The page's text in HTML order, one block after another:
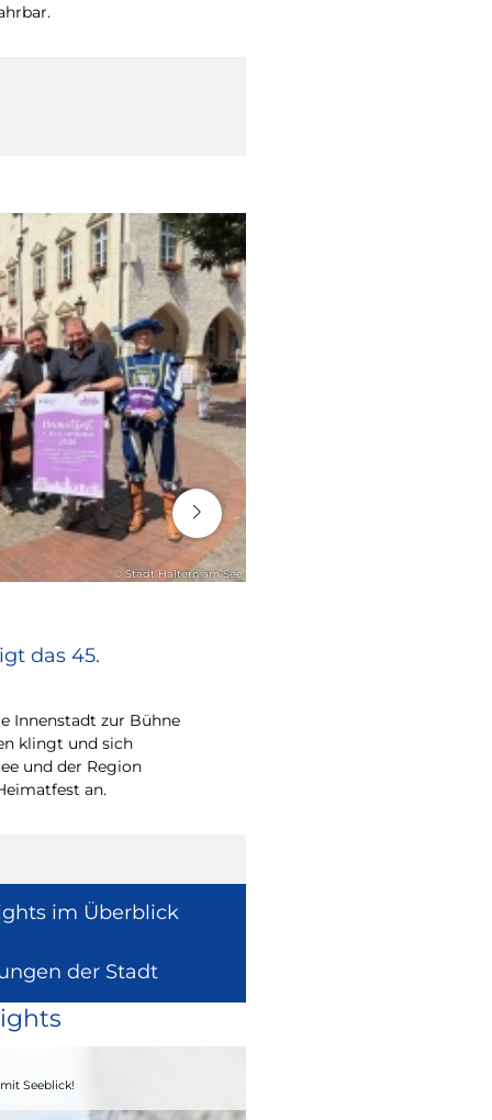
© Stadt Haltern am See
das 45.
Innenstadt zur Bühne
klingt und sich
und der Region
an.
im Überblick
der Stadt
Seeblick!